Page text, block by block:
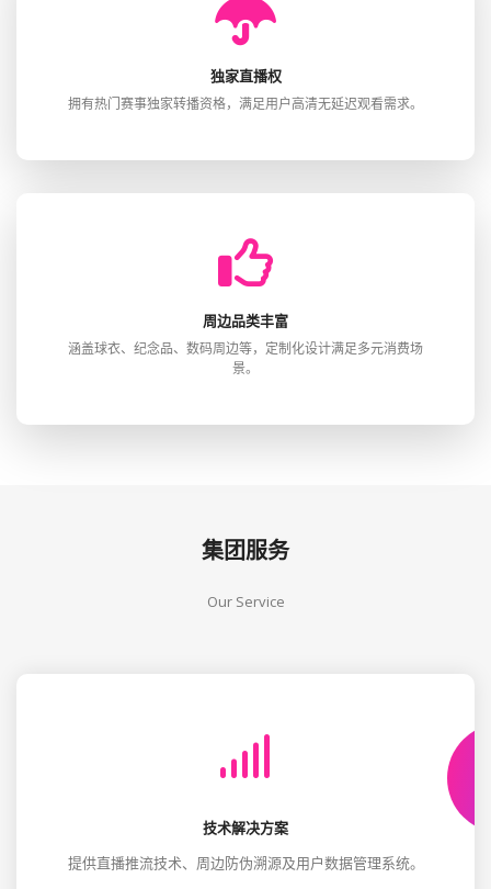
独家直播权
拥有热门赛事独家转播资格，满足用户高清无延迟观看需求。
周边品类丰富
涵盖球衣、纪念品、数码周边等，定制化设计满足多元消费场
景。
集团服务
Our Service
技术解决方案
提供直播推流技术、周边防伪溯源及用户数据管理系统。